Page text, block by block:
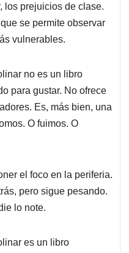
los prejuicios de clase.
se permite observar
vulnerables.
no es un libro
para gustar. No ofrece
Es, más bien, una
O fuimos. O
el foco en la periferia.
pero sigue pesando.
lo note.
es un libro